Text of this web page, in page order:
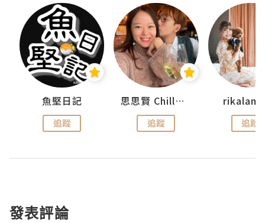
魚堅日記
追蹤
思思賢 ChillMyBabe
追蹤 追蹤
發表評論